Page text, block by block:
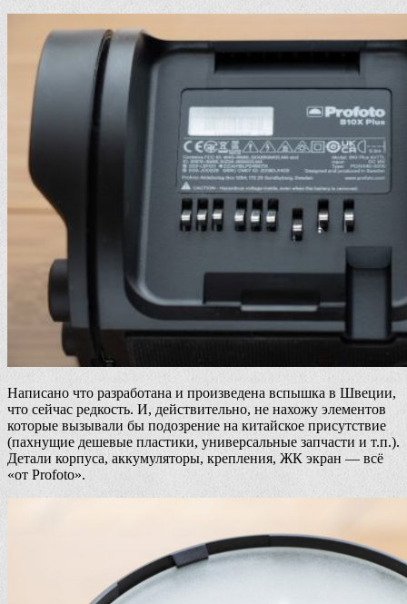
Написано что разработана и произведена вспышка в Швеции,
что сейчас редкость. И, действительно, не нахожу элементов
которые вызывали бы подозрение на китайское присутствие
(пахнущие дешевые пластики, универсальные запчасти и т.п.).
Детали корпуса, аккумуляторы, крепления, ЖК экран — всё
«от Profoto».